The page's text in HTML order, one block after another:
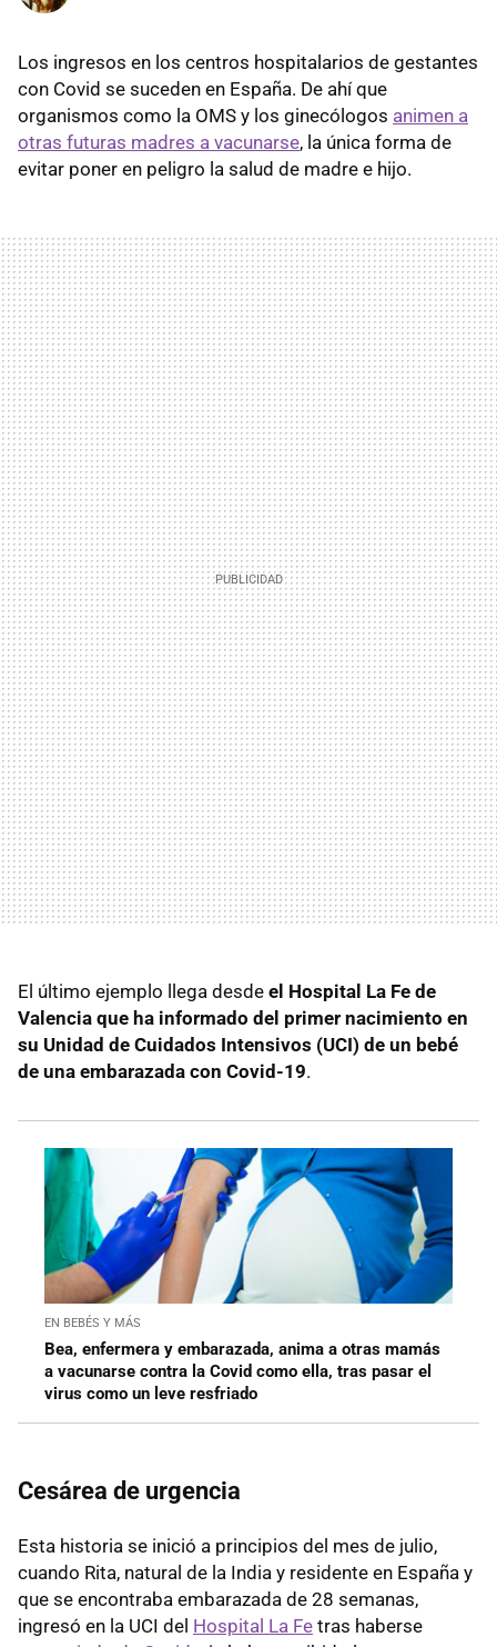
Los ingresos en los centros hospitalarios de gestantes
con Covid se suceden en España. De ahí que
organismos como la OMS y los ginecólogos animen a
otras futuras madres a vacunarse, la única forma de
evitar poner en peligro la salud de madre e hijo.
El último ejemplo llega desde el Hospital La Fe de
Valencia que ha informado del primer nacimiento en
su Unidad de Cuidados Intensivos (UCI) de un bebé
de una embarazada con Covid-19.
EN BEBÉS Y MÁS
Bea, enfermera y embarazada, anima a otras mamás
a vacunarse contra la Covid como ella, tras pasar el
virus como un leve resfriado
Cesárea de urgencia
Esta historia se inició a principios del mes de julio,
cuando Rita, natural de la India y residente en España y
que se encontraba embarazada de 28 semanas,
ingresó en la UCI del Hospital La Fe tras haberse